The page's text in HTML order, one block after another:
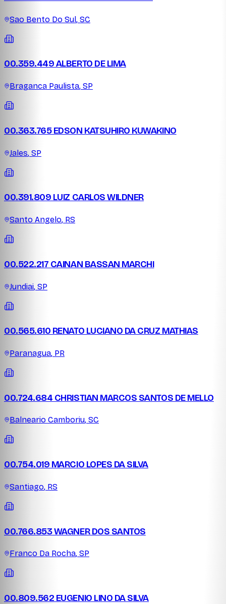
Sao Bento Do Sul, SC
00.359.449 ALBERTO DE LIMA
Braganca Paulista, SP
00.363.765 EDSON KATSUHIRO KUWAKINO
Jales, SP
00.391.809 LUIZ CARLOS WILDNER
Santo Angelo, RS
00.522.217 CAINAN BASSAN MARCHI
Jundiai, SP
00.565.610 RENATO LUCIANO DA CRUZ MATHIAS
Paranagua, PR
00.724.684 CHRISTIAN MARCOS SANTOS DE MELLO
Balneario Camboriu, SC
00.754.019 MARCIO LOPES DA SILVA
Santiago, RS
00.766.853 WAGNER DOS SANTOS
Franco Da Rocha, SP
00.809.562 EUGENIO LINO DA SILVA